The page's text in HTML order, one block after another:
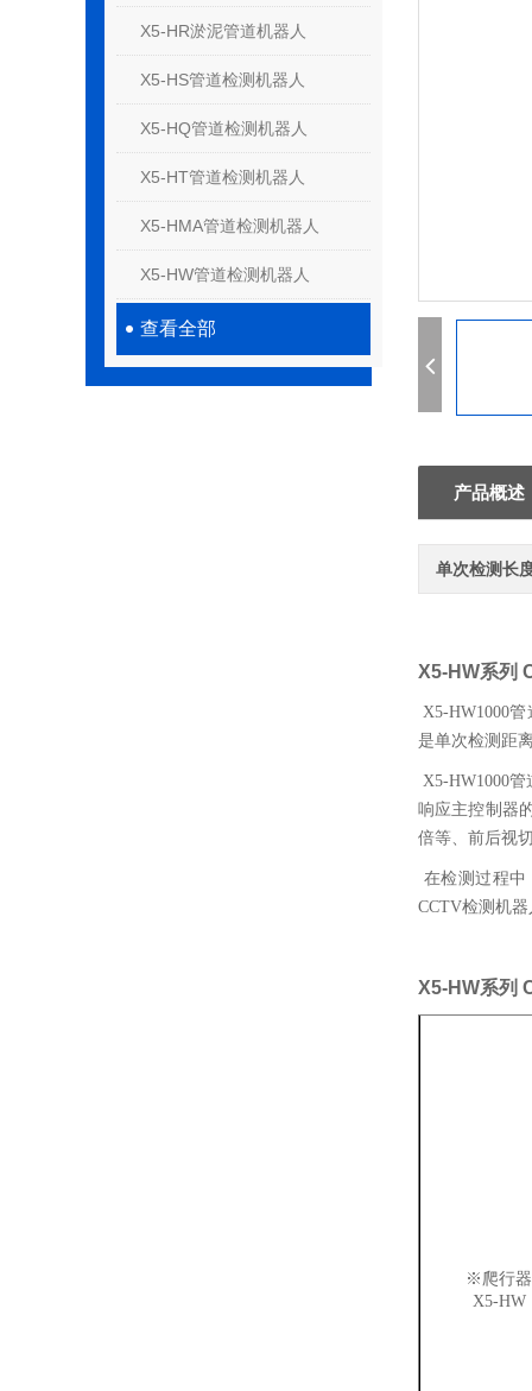
X5-HR淤泥管道机器人
X5-HS管道检测机器人
X5-HQ管道检测机器人
X5-HT管道检测机器人
X5-HMA管道检测机器人
X5-HW管道检测机器人
查看全部
产品概述
单次检测长
X5-HW系列
X5-HW1000
是单次检测距
X5-HW1000
响应主控制器
倍等、前后视切
在检测过程中
CCTV检测机
X5-HW系列
※ 爬行器
X5-HW